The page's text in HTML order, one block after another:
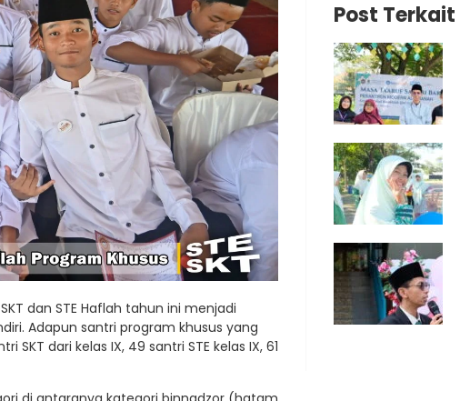
dan STE Haflah tahun ini menjadi
Adapun santri program khusus yang
dari kelas IX, 49 santri STE kelas IX, 61
Post Terkait